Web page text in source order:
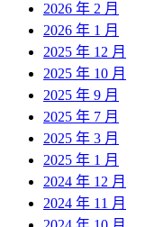
2026 年 2 月
2026 年 1 月
2025 年 12 月
2025 年 10 月
2025 年 9 月
2025 年 7 月
2025 年 3 月
2025 年 1 月
2024 年 12 月
2024 年 11 月